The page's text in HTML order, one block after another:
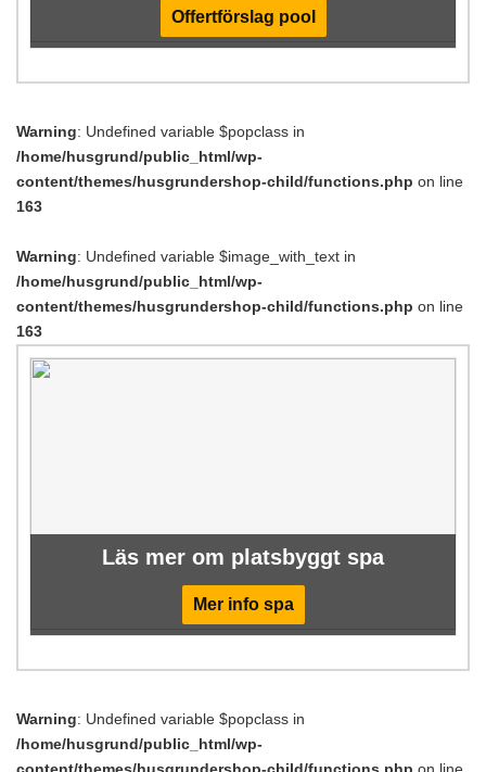
Offertförslag pool
Warning: Undefined variable $popclass in
/home/husgrund/public_html/wp-
content/themes/husgrundershop-child/functions.php on line
163
Warning: Undefined variable $image_with_text in
/home/husgrund/public_html/wp-
content/themes/husgrundershop-child/functions.php on line
163
Läs mer om platsbyggt spa
Mer info spa
Warning: Undefined variable $popclass in
/home/husgrund/public_html/wp-